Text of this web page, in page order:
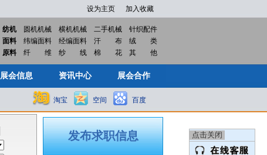
设为主页 加入收藏
纺机 圆机机械 横机机械 二手机械
针织配件
面料 纬编面料 经编面料 汗 布 绒
类
原料 纤 维 纱 线 棉 花 其 他
展会信息
展会信息
资讯中心
资讯中心
展会合作
展会合作
淘宝 空间 百度
发布求职信息